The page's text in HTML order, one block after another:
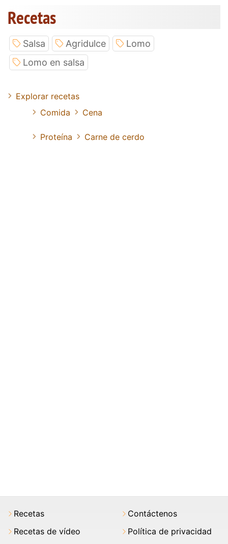
Recetas
Salsa Agridulce
Lomo
Lomo en salsa
Explorar recetas
Comida
Cena
Proteína Carne de cerdo
Recetas
Recetas de vídeo
Contáctenos
Política de privacidad